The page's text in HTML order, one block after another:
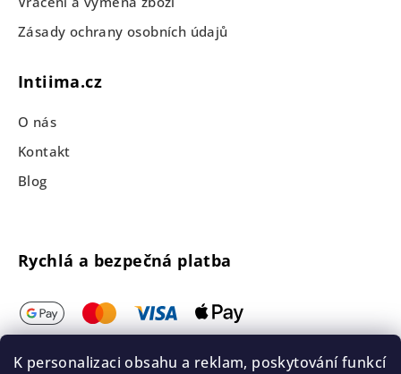
K personalizaci obsahu a reklam, poskytování funkcí
Zásady ochrany osobních údajů
Intiima.cz
O nás
Kontakt
Blog
Rychlá a bezpečná platba